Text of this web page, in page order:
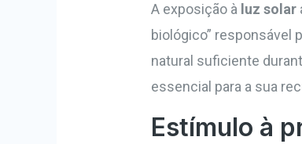
A exposição à luz solar
biológico” responsável
natural suficiente
essencial para a sua
Estímulo à